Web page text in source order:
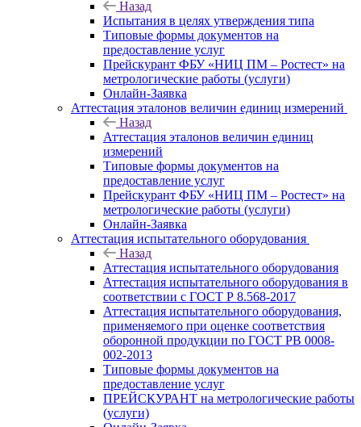
Назад
Испытания в целях утверждения типа
Типовые формы документов на
предоставление услуг
Прейскурант ФБУ «НИЦ ПМ – Ростест» на
метрологические работы (услуги)
Онлайн-Заявка
Аттестация эталонов величин единиц измерений
Назад
Аттестация эталонов величин единиц
измерений
Типовые формы документов на
предоставление услуг
Прейскурант ФБУ «НИЦ ПМ – Ростест» на
метрологические работы (услуги)
Онлайн-Заявка
Аттестация испытательного оборудования
Назад
Аттестация испытательного оборудования
Аттестация испытательного оборудования в
соответствии с ГОСТ Р 8.568-2017
Аттестация испытательного оборудования,
применяемого при оценке соответствия
оборонной продукции по ГОСТ РВ 0008-
002-2013
Типовые формы документов на
предоставление услуг
ПРЕЙСКУРАНТ на метрологические работы
(услуги)